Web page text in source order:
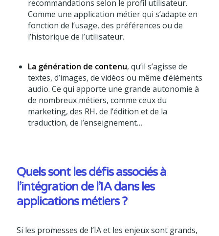
recommandations selon le profil utilisateur.
Comme une application métier qui s’adapte en
fonction de l’usage, des préférences ou de
l’historique de l’utilisateur.
La génération de contenu, qu’il s’agisse de
textes, d’images, de vidéos ou même d’éléments
audio. Ce qui apporte une grande autonomie à
de nombreux métiers, comme ceux du
marketing, des RH, de l’édition et de la
traduction, de l’enseignement…
Quels sont les défis associés à
l’intégration de l’IA dans les
applications métiers ?
Si les promesses de l’IA et les enjeux sont grands,